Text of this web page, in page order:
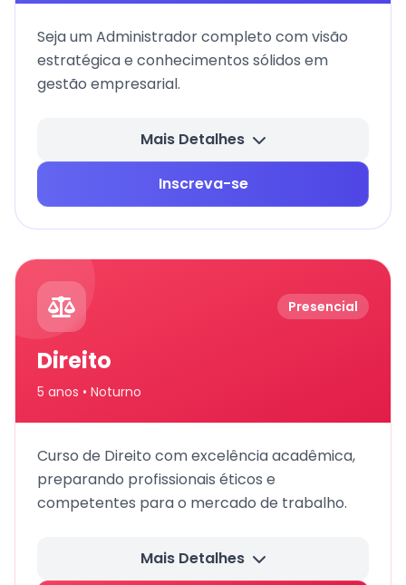
Seja um Administrador completo com visão
estratégica e conhecimentos sólidos em
gestão empresarial.
Presencial
Direito
Curso de Direito com excelência acadêmica,
preparando profissionais éticos e
competentes para o mercado de trabalho.